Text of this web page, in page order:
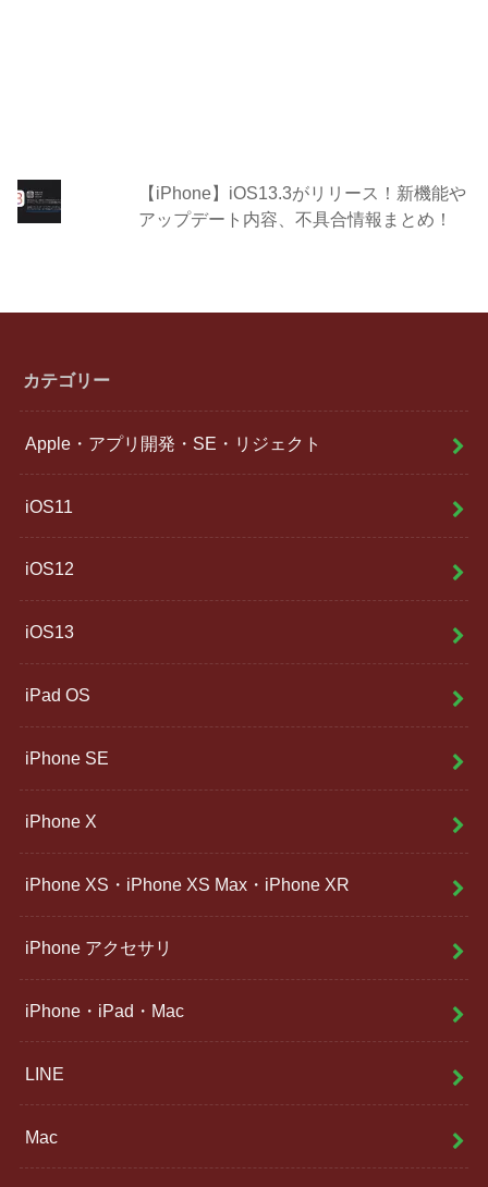
【iPhone】iOS13.3がリリース！新機能や
アップデート内容、不具合情報まとめ！
カテゴリー
Apple・アプリ開発・SE・リジェクト
iOS11
iOS12
iOS13
iPad OS
iPhone SE
iPhone X
iPhone XS・iPhone XS Max・iPhone XR
iPhone アクセサリ
iPhone・iPad・Mac
LINE
Mac